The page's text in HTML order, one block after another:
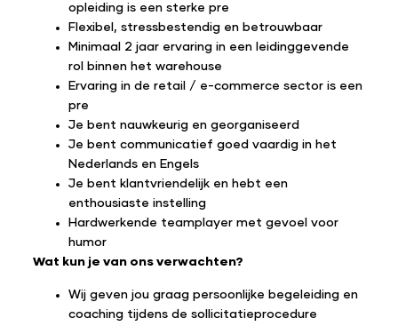
opleiding is een sterke pre
Flexibel, stressbestendig en betrouwbaar
Minimaal 2 jaar ervaring in een leidinggevende
rol binnen het warehouse
Ervaring in de retail / e-commerce sector is een
pre
Je bent nauwkeurig en georganiseerd
Je bent communicatief goed vaardig in het
Nederlands en Engels
Je bent klantvriendelijk en hebt een
enthousiaste instelling
Hardwerkende teamplayer met gevoel voor
humor
Wat kun je van ons verwachten?
Wij geven jou graag persoonlijke begeleiding en
coaching tijdens de sollicitatieprocedure